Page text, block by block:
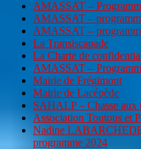
AMASSAT –
AMASSAT –
AMASSAT –
La Transiscapade
La Charte de
AMASSAT –
Mairie de Frégimont
Mairie de Lacépède
SAHALP – Chasse aux
Association Toutous et
Nadine
programme 2024